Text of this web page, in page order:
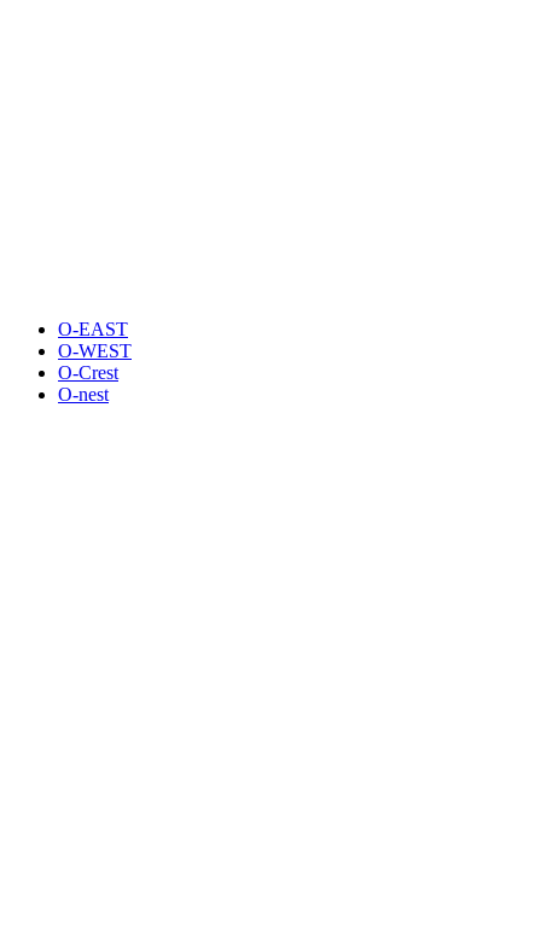
O-EAST
O-WEST
O-Crest
O-nest